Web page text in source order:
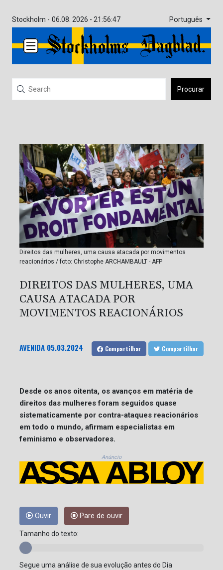
Stockholm - 06.08. 2026 - 21:56:47 Português
Procurar
Direitos das mulheres, uma causa atacada por movimentos
reacionários / foto: Christophe ARCHAMBAULT - AFP
DIREITOS DAS MULHERES, UMA
CAUSA ATACADA POR
MOVIMENTOS REACIONÁRIOS
AVENIDA 05.03.2024 Compartilhar Compartilhar
Desde os anos oitenta, os avanços em matéria de
direitos das mulheres foram seguidos quase
sistematicamente por contra-ataques reacionários
em todo o mundo, afirmam especialistas em
feminismo e observadores.
Anúncio
Ouvir Pare de ouvir
Tamanho do texto:
Segue uma análise de sua evolução antes do Dia